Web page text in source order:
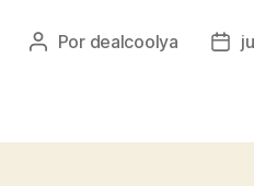
Autor
Por dealcoolya